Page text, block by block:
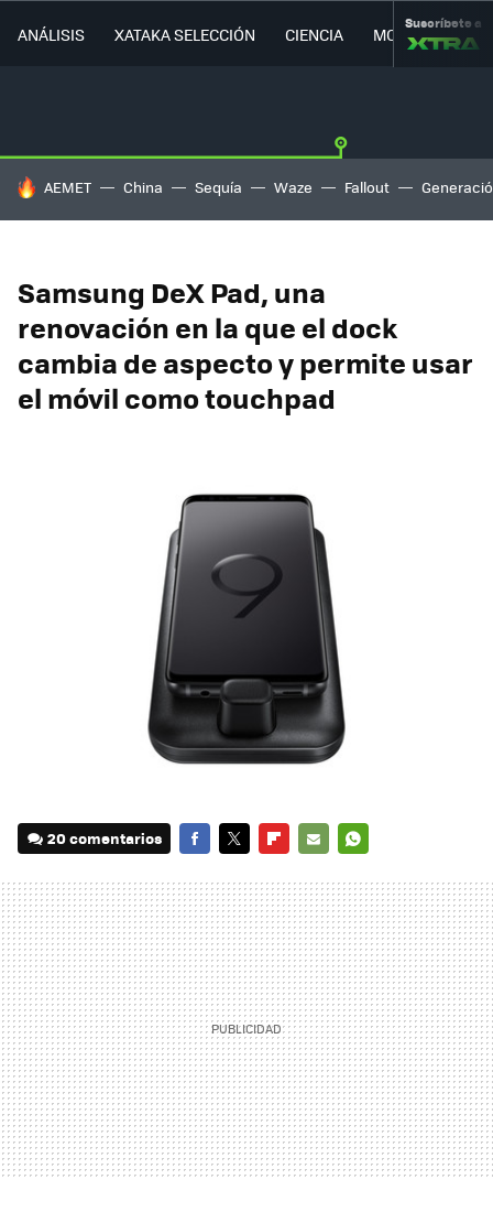
ANÁLISIS XATAKA SELECCIÓN CIENCIA MOVILIDAD
Suscríbete a
HOY SE HABLA DE
AEMET China Sequía Waze Fallout
Samsung DeX Pad, una
renovación en la que el dock
cambia de aspecto y permite usar
el móvil como touchpad
20 comentarios
MAIL